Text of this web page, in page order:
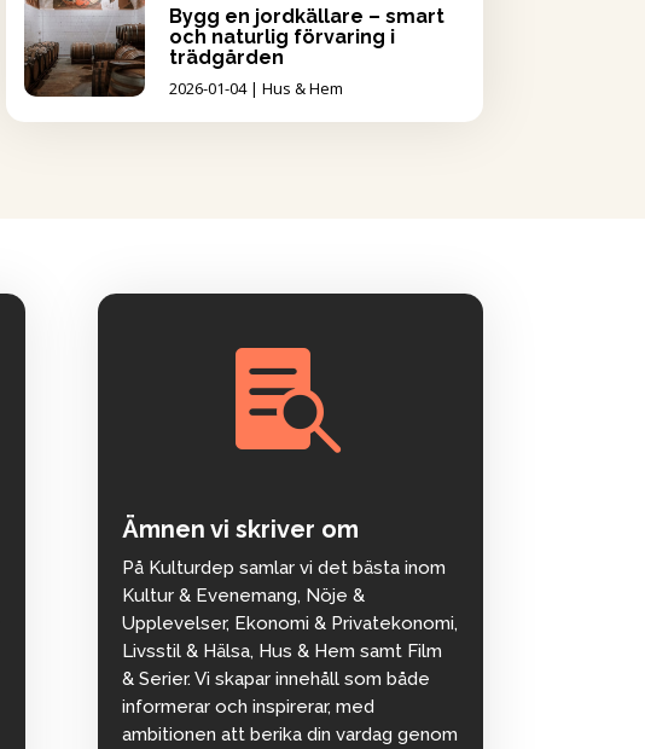
Bygg en jordkällare – smart
och naturlig förvaring i
trädgården
2026-01-04| Hus & Hem

Ämnen vi skriver om
På Kulturdep samlar vi det bästa inom
Kultur & Evenemang, Nöje &
Upplevelser, Ekonomi & Privatekonomi,
Livsstil & Hälsa, Hus & Hem samt Film
& Serier. Vi skapar innehåll som både
informerar och inspirerar, med
ambitionen att berika din vardag genom